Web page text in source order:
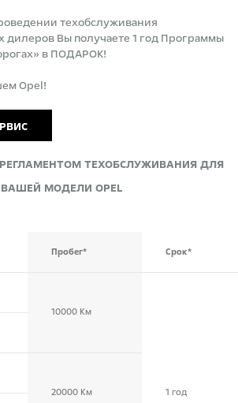
техобслуживания
дилеров Вы получаете 1 год Программы
в ПОДАРОК!
Opel!
ТЕХОБСЛУЖИВАНИЯ ДЛЯ
ВАШЕЙ МОДЕЛИ OPEL
Пробег* Срок*
10000 Км
1 год
20000 Км